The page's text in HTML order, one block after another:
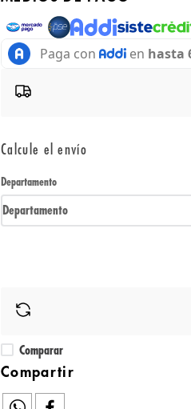
Calcule el envío
Departamento
Departamento
Comparar